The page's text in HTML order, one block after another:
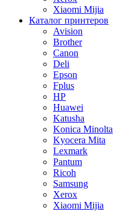
Xiaomi Mijia
Каталог принтеров
Avision
Brother
Canon
Deli
Epson
Fplus
HP
Huawei
Katusha
Konica Minolta
Kyocera Mita
Lexmark
Pantum
Ricoh
Samsung
Xerox
Xiaomi Mijia